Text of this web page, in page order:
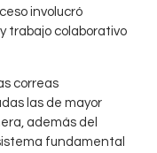
involucró
trabajo colaborativo
correas
las de mayor
además del
fundamental